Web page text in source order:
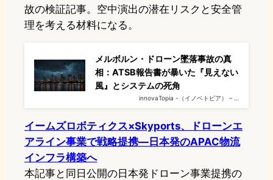
故の検証記事。空中演出の潜在リスクと安全管
理を考える材料になる。
メルボルン・ドローン墜落事故の真
相：ATSB報告書が暴いた『見えない
風』とシステムの死角
innovaTopia -（イノベトピア） – …
イームズロボティクス×Skyports、ドローンエ
アライン事業で戦略提携—日本発のAPAC物流
インフラ構築へ
本記事と同日公開の日本発ドローン事業提携の